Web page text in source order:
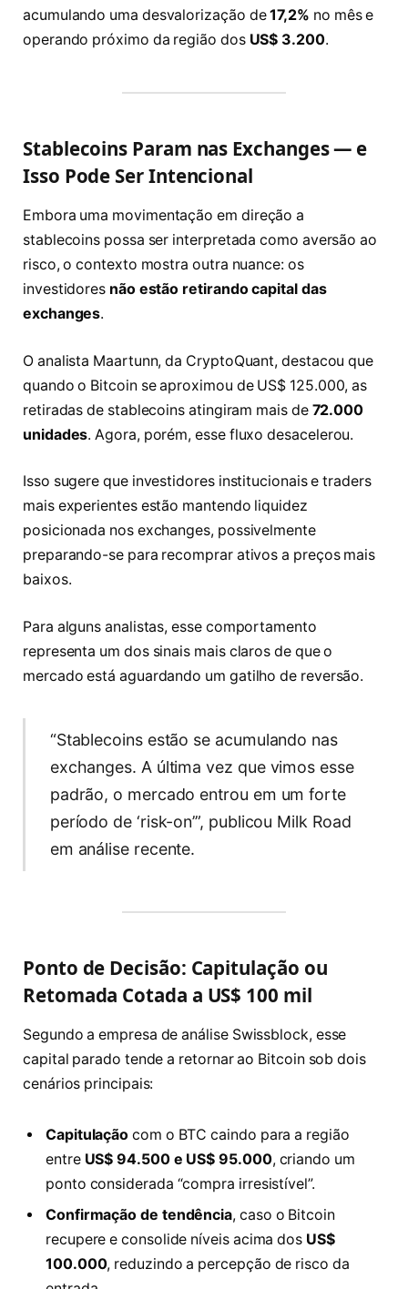
acumulando uma desvalorização de17,2% no mês e
operando próximo da região dos US$ 3.200.
Stablecoins Param nas Exchanges — e
Isso Pode Ser Intencional
Embora uma movimentação em direção a
stablecoins possa ser interpretada como aversão ao
risco, o contexto mostra outra nuance: os
investidores não estão retirando capital das
exchanges.
O analista Maartunn, da CryptoQuant, destacou que
quando o Bitcoin se aproximou de US$ 125.000, as
retiradas de stablecoins atingiram mais de 72.000
unidades. Agora, porém, esse fluxo desacelerou.
Isso sugere que investidores institucionais e traders
mais experientes estão mantendo liquidez
posicionada nos exchanges, possivelmente
preparando-se para recomprar ativos a preços mais
baixos.
Para alguns analistas, esse comportamento
representa um dos sinais mais claros de que o
mercado está aguardando um gatilho de reversão.
“Stablecoins estão se acumulando nas
exchanges. A última vez que vimos esse
padrão, o mercado entrou em um forte
período de ‘risk-on’”, publicou Milk Road
em análise recente.
Ponto de Decisão: Capitulação ou
Retomada Cotada a US$ 100 mil
Segundo a empresa de análise Swissblock, esse
capital parado tende a retornar ao Bitcoin sob dois
cenários principais:
Capitulação com o BTC caindo para a região
entre US$ 94.500 e US$ 95.000, criando um
ponto considerada “compra irresistível”.
Confirmação de tendência, caso o Bitcoin
recupere e consolide níveis acima dos US$
100.000, reduzindo a percepção de risco da